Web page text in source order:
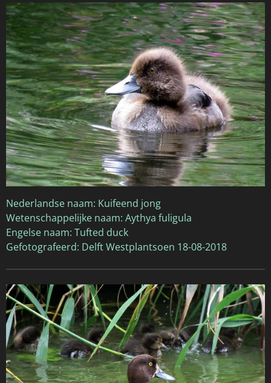
Nederlandse naam: Kuifeend jong
Wetenschappelijke naam: Aythya fuligula
Engelse naam: Tufted duck
Gefotografeerd: Delft Westplantsoen 18-08-2018